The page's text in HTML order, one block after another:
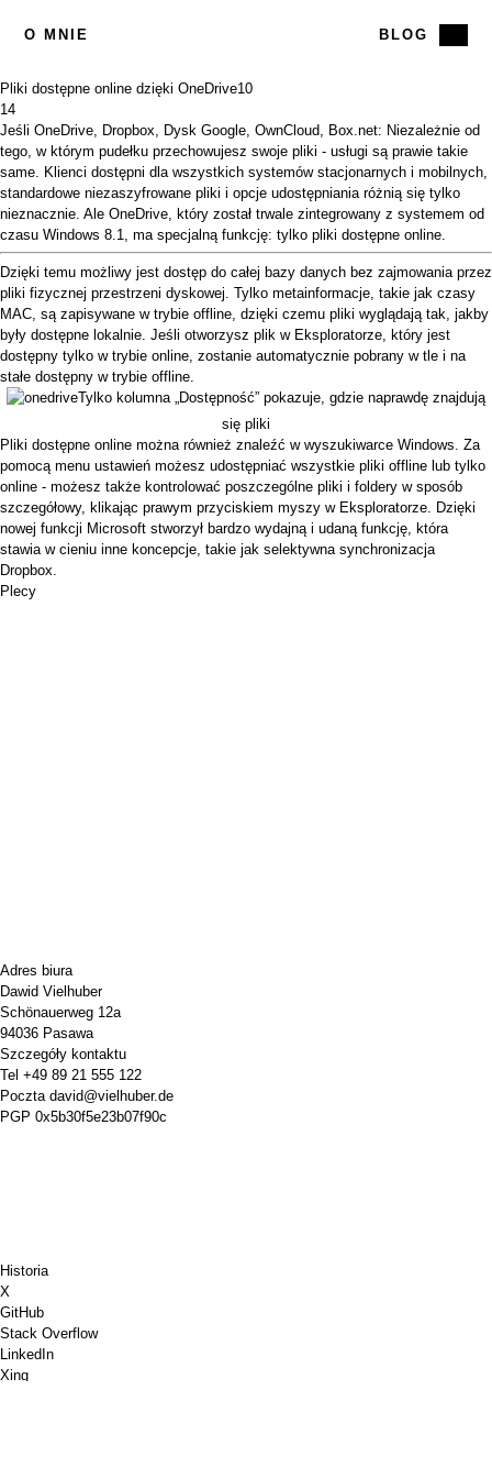
O MNIE BLOG
Pliki dostępne online dzięki OneDrive10
14
Jeśli OneDrive Dropbox Dysk Google OwnCloud Box.net: Niezależnie od
tego, w którym pudełku przechowujesz swoje pliki - usługi są prawie takie
same. Klienci dostępni dla wszystkich systemów stacjonarnych i mobilnych,
standardowe niezaszyfrowane pliki i opcje udostępniania różnią się tylko
nieznacznie. Ale OneDrive, który został trwale zintegrowany z systemem od
czasu Windows 8.1, ma specjalną funkcję: tylko pliki dostępne online.
Dzięki temu możliwy jest dostęp do całej bazy danych bez zajmowania przez
pliki fizycznej przestrzeni dyskowej. Tylko metainformacje, takie jak czasy
MAC, są zapisywane w trybie offline, dzięki czemu pliki wyglądają tak, jakby
były dostępne lokalnie. Jeśli otworzysz plik w Eksploratorze, który jest
dostępny tylko w trybie online, zostanie automatycznie pobrany w tle i na
stałe dostępny w trybie offline.
Tylko kolumna „Dostępność” pokazuje, gdzie naprawdę znajdują
się pliki
Pliki dostępne online można również znaleźć w wyszukiwarce Windows. Za
pomocą menu ustawień możesz udostępniać wszystkie pliki offline lub tylko
online - możesz także kontrolować poszczególne pliki i foldery w sposób
szczegółowy, klikając prawym przyciskiem myszy w Eksploratorze. Dzięki
nowej funkcji Microsoft stworzył bardzo wydajną i udaną funkcję, która
stawia w cieniu inne koncepcje, takie jak selektywna synchronizacja
Dropbox.
Plecy
Adres biura
Dawid Vielhuber
Schönauerweg 12a
94036 Pasawa
Szczegóły kontaktu
Tel +49 89 21 555 122
Poczta david@vielhuber.de
PGP 0x5b30f5e23b07f90c
Historia
X
GitHub
Stack Overflow
LinkedIn
Xing